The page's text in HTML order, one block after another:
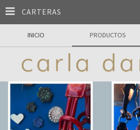
CARTERAS
INICIO PRODUCTOS